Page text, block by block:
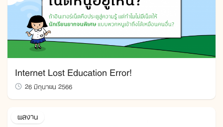
Internet Lost Education Error!
26 มิถุนายน 2566
ผลงาน